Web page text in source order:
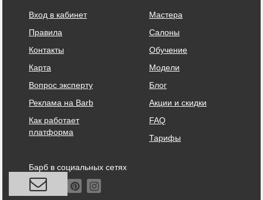
Вход в кабинет
Правила
Контакты
Карта
Вопрос эксперту
Реклама на Barb
Как работает
платформа
Мастера
Салоны
Обучение
Модели
Блог
Акции и скидки
FAQ
Тарифы
Барб в социальных сетях